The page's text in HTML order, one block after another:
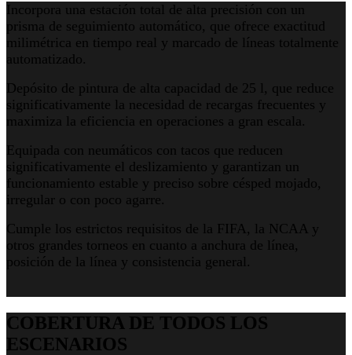
Incorpora una estación total de alta precisión con un
prisma de seguimiento automático, que ofrece exactitud
milimétrica en tiempo real y marcado de líneas totalmente
automatizado.
Depósito de pintura de alta capacidad de 25 l, que reduce
significativamente la necesidad de recargas frecuentes y
maximiza la eficiencia en operaciones a gran escala.
Equipada con neumáticos con tacos que reducen
significativamente el deslizamiento y garantizan un
funcionamiento estable y preciso sobre césped mojado,
irregular o con poco agarre.
Cumple los estrictos requisitos de la FIFA, la NCAA y
otros grandes torneos en cuanto a anchura de línea,
posición de la línea y consistencia general.
COBERTURA DE TODOS LOS
ESCENARIOS